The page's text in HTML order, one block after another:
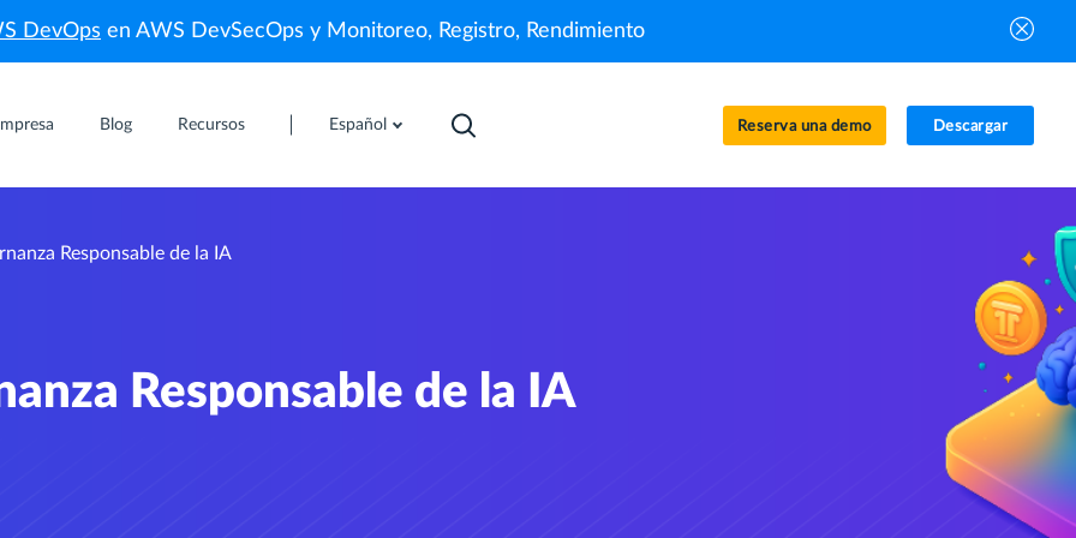
DevOps en AWS DevSecOps y Monitoreo, Registro, Rendimiento
Blog Recursos Español Reserva una demo Descargar
Responsable de la IA
Responsable de la IA